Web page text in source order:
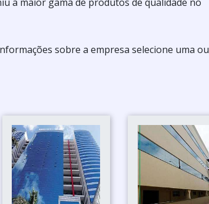
sobre a empresa selecione uma